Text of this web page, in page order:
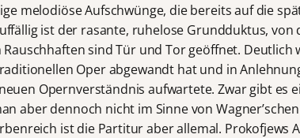
melodiöse Aufschwünge, die bereits auf die
ist der rasante, ruhelose Grundduktus, von
sind Tür und Tor geöffnet. Deutlich
Oper abgewandt hat und in
Opernverständnis aufwartete. Zwar gibt es
aber dennoch nicht im Sinne von
ist die Partitur aber allemal. Prokofjews